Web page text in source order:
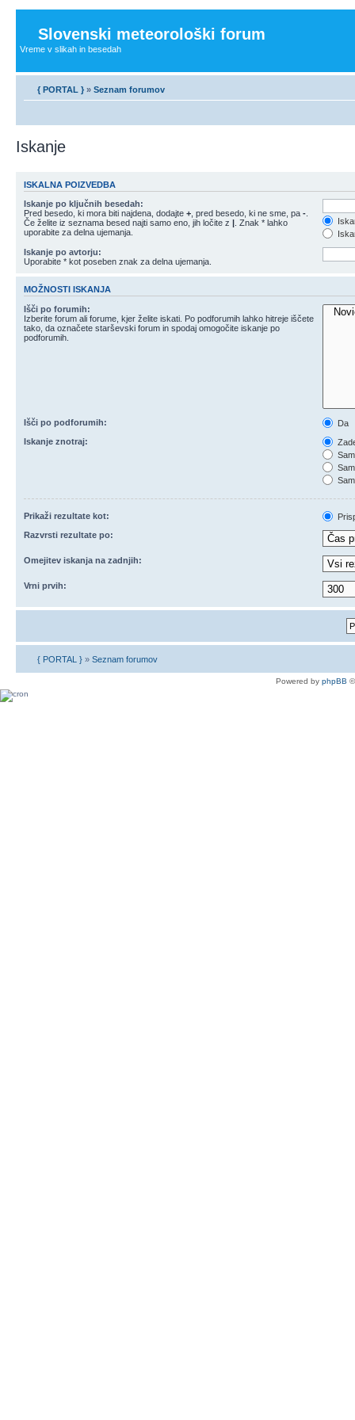
Slovenski meteorološki forum
Vreme v slikah in besedah
{ PORTAL } » Seznam forumov
Iskanje
ISKALNA POIZVEDBA
Iskanje po ključnih besedah:
Pred besedo, ki mora biti najdena, dodajte + , pred besedo, ki ne sme, pa -
Če želite iz seznama besed najti samo eno, jih ločite z | . Znak * lahko
uporabite za delna ujemanja.
Iskanje po avtorju:
Uporabite * kot poseben znak za delna ujemanja.
MOŽNOSTI ISKANJA
Išči po forumih:
Izberite forum ali forume, kjer želite iskati. Po podforumih lahko hitreje iščete
tako, da označete starševski forum in spodaj omogočite iskanje po
podforumih.
Išči po podforumih:
Da
Iskanje znotraj:
Prikaži rezultate kot:
Razvrsti rezultate po:
Omejitev iskanja na zadnjih:
Vrni prvih:
{ PORTAL } » Seznam forumov
Powered by phpBB